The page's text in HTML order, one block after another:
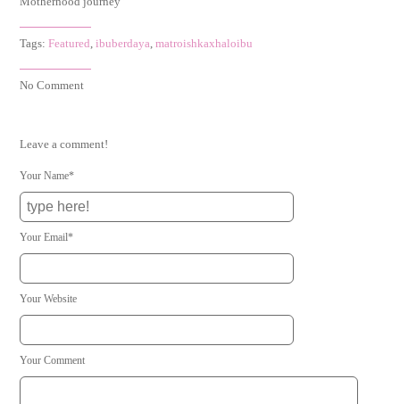
Tags:Featured ,ibuberdaya ,matroishkaxhaloibu
No Comment
Leave a comment!
Your Name*
Your Email*
Your Website
Your Comment